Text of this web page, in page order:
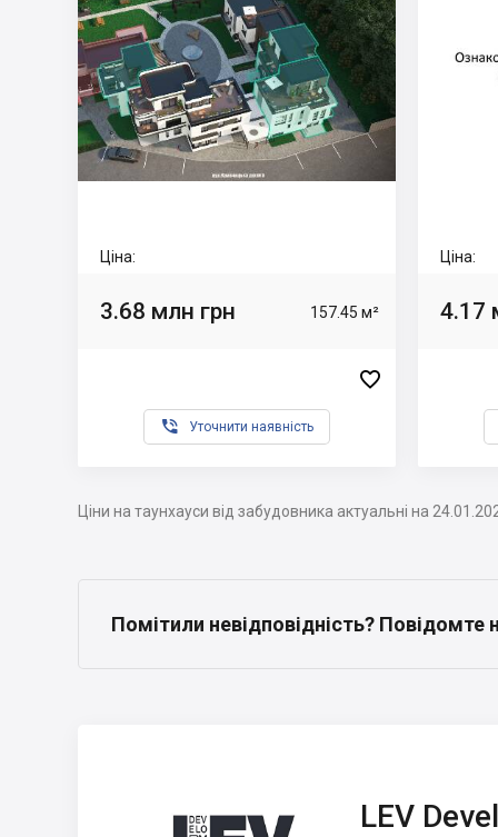
Ціна:
3.68 млн грн 157.45 м²

 Уточнити наявність
Ціна:
4.17
Ціни на таунхауси від забудовника актуальні на
Помітили невідповідність? Повідомте
LEV